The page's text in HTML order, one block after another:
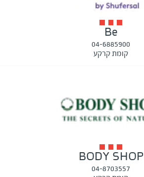
Be
04-6885900
קומת קרקע
BODY SHOP
04-8703557